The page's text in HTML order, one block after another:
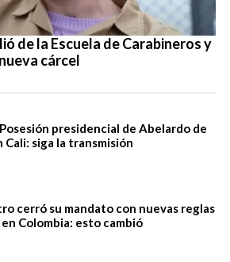
de la Escuela de Carabineros y
cárcel
presidencial de Abelardo de
Cali: siga la transmisión
cerró su mandato con nuevas reglas
Colombia: esto cambió